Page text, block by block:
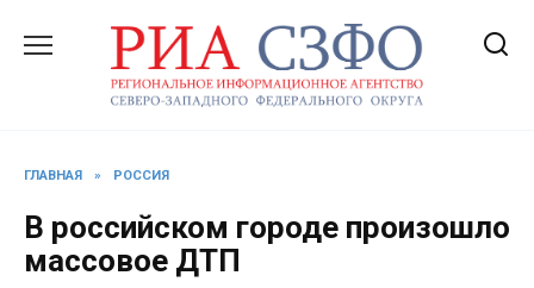
содержанию
ГЛАВНАЯ » РОССИЯ
В российском городе произошло
массовое ДТП